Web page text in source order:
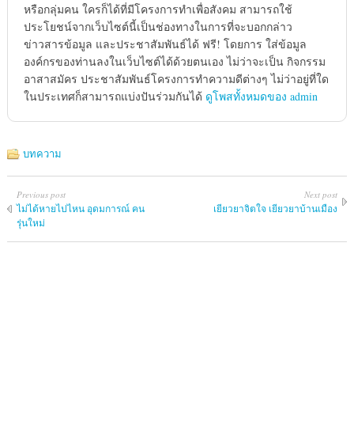
หรือกลุ่มคน ใครก็ได้ที่มีโครงการทำเพื่อสังคม สามารถใช้
ประโยชน์จากเว็บไซต์นี้เป็นช่องทางในการที่จะบอกกล่าว
ข่าวสารข้อมูล และประชาสัมพันธ์ได้ ฟรี! โดยการ ใส่ข้อมูล
องค์กรของท่านลงในเว็บไซต์ได้ด้วยตนเอง ไม่ว่าจะเป็น กิจกรรม
อาสาสมัคร ประชาสัมพันธ์โครงการทำความดีต่างๆ ไม่ว่าอยู่ที่ใด
ในประเทศก็สามารถแบ่งปันร่วมกันได้ ดูโพสทั้งหมดของ admin
บทความ
Previous post
ไม่ได้หายไปไหน อุดมการณ์ คน
รุ่นใหม่
Next post
เยียวยาจิตใจ เยียวยาบ้านเมือง